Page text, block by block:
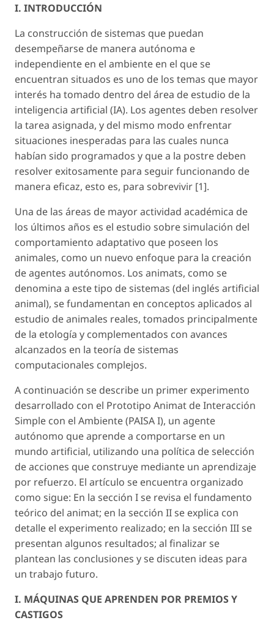
I. INTRODUCCIÓN
La construcción de sistemas que puedan
desempeñarse de manera autónoma e
independiente en el ambiente en el que se
encuentran situados es uno de los temas que mayor
interés ha tomado dentro del área de estudio de la
inteligencia artificial (IA). Los agentes deben resolver
la tarea asignada, y del mismo modo enfrentar
situaciones inesperadas para las cuales nunca
habían sido programados y que a la postre deben
resolver exitosamente para seguir funcionando de
manera eficaz, esto es, para sobrevivir [1].
Una de las áreas de mayor actividad académica de
los últimos años es el estudio sobre simulación del
comportamiento adaptativo que poseen los
animales, como un nuevo enfoque para la creación
de agentes autónomos. Los animats, como se
denomina a este tipo de sistemas (del inglés artificial
animal), se fundamentan en conceptos aplicados al
estudio de animales reales, tomados principalmente
de la etología y complementados con avances
alcanzados en la teoría de sistemas
computacionales complejos.
A continuación se describe un primer experimento
desarrollado con el Prototipo Animat de Interacción
Simple con el Ambiente (PAISA I), un agente
autónomo que aprende a comportarse en un
mundo artificial, utilizando una política de selección
de acciones que construye mediante un aprendizaje
por refuerzo. El artículo se encuentra organizado
como sigue: En la sección I se revisa el fundamento
teórico del animat; en la sección II se explica con
detalle el experimento realizado; en la sección III se
presentan algunos resultados; al finalizar se
plantean las conclusiones y se discuten ideas para
un trabajo futuro.
I. MÁQUINAS QUE APRENDEN POR PREMIOS Y
CASTIGOS